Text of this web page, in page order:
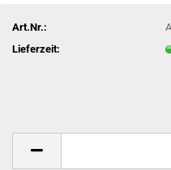
Art.Nr.:
Lieferzeit: